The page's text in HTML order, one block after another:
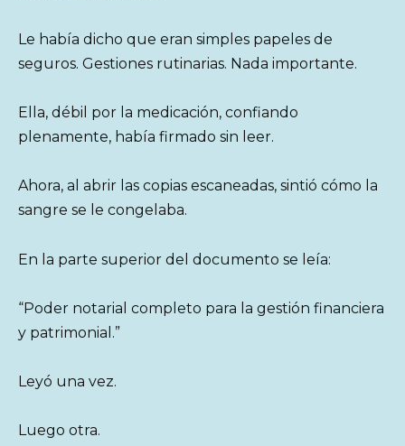
Le había dicho que eran simples papeles de
seguros. Gestiones rutinarias. Nada importante.
Ella, débil por la medicación, confiando
plenamente, había firmado sin leer.
Ahora, al abrir las copias escaneadas, sintió cómo la
sangre se le congelaba.
En la parte superior del documento se leía:
“Poder notarial completo para la gestión financiera
y patrimonial.”
Leyó una vez.
Luego otra.